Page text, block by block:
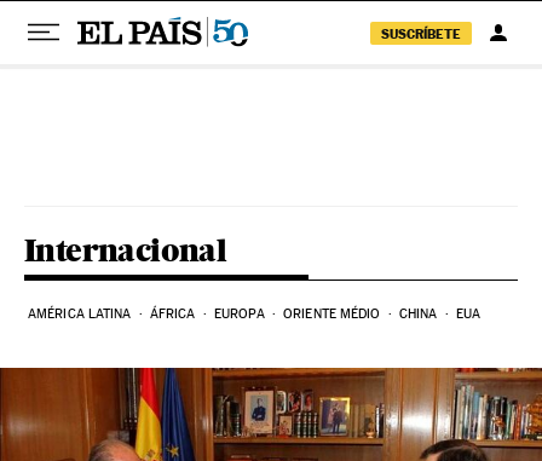
SUSCRÍBETE
Internacional
AMÉRICA LATINA ÁFRICA EUROPA ORIENTE MÉDIO CHINA EUA